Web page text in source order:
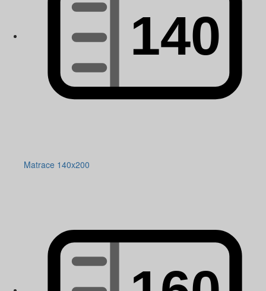
Matrace 140x200